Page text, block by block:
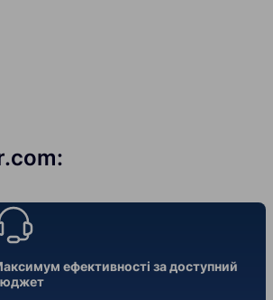
ефективності за доступний